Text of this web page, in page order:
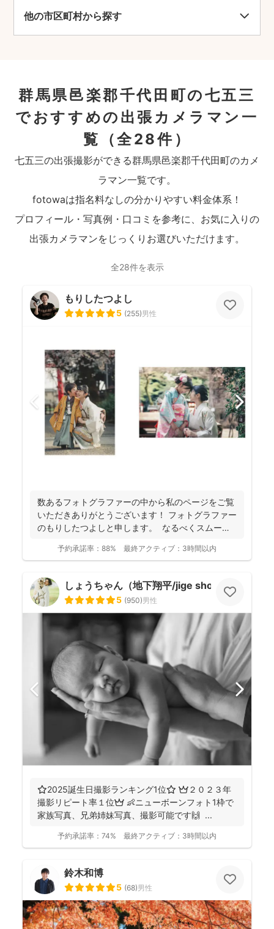
他の市区町村から探す
群馬県邑楽郡千代田町の七五三
でおすすめの出張カメラマン一
覧
（全28件）
七五三の出張撮影ができる群馬県邑楽郡千代田町のカメ
ラマン一覧です。
fotowaは指名料なしの分かりやすい料金体系！
プロフィール・写真例・口コミを参考に、お気に入りの
出張カメラマンをじっくりお選びいただけます。
全28件を表示
もりしたつよし
5 (255)男性
数あるフォトグラファーの中から私のページをご覧
いただきありがとうございます！ フォトグラファー
のもりしたつよしと申します。 なるべくスムーズ
予約承諾率： 88% 最終アクティブ： 3時間以内
しょうちゃん（地下翔平/jige shohe）
5 (950)男性
⭐️2025誕生日撮影ランキング1位⭐️ 👑２０２３年
撮影リピート率１位👑 👶ニューボーンフォト1枠で
家族写真、兄弟姉妹写真、撮影可能です🙌 ...
予約承諾率： 74% 最終アクティブ： 3時間以内
鈴木和博
5 (68)男性